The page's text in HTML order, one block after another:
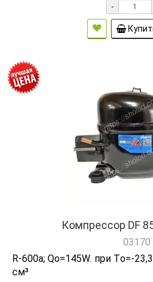
-
Компрессор DF
03170
R-600а; Qо=145W. при Tо=-
см³